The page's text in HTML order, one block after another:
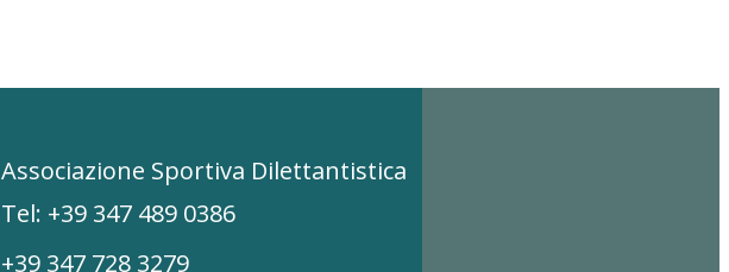
Associazione Sportiva Dilettantistica
Tel: +39 347 489 0386
+39 347 728 3279